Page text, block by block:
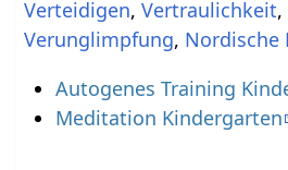
, ,
, Nordische
Autogenes Training
Meditation Kindergarten